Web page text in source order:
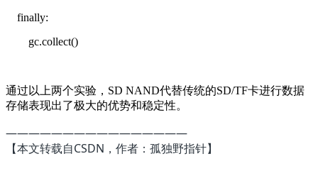
finally:
gc.collect()
通过以上两个实验，SD NAND代替传统的SD/TF卡进行数据
存储表现出了极大的优势和稳定性。
————————————————
【本文转载自CSDN，作者： 孤独野指针】